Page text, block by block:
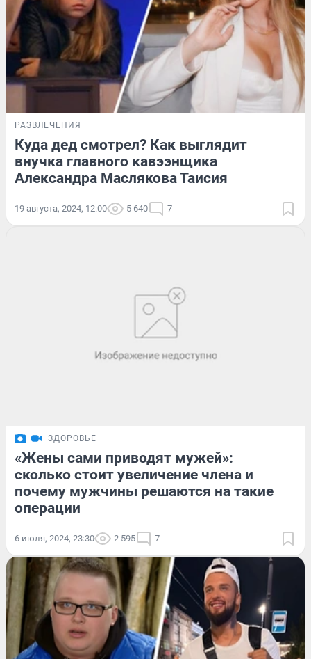
РАЗВЛЕЧЕНИЯ
Куда дед смотрел? Как выглядит
внучка главного кавээнщика
Александра Маслякова Таисия
19 августа, 2024, 12:00 5 640 7
ЗДОРОВЬЕ
«Жены сами приводят мужей»:
сколько стоит увеличение члена и
почему мужчины решаются на такие
операции
6 июля, 2024, 23:30 2 595 7